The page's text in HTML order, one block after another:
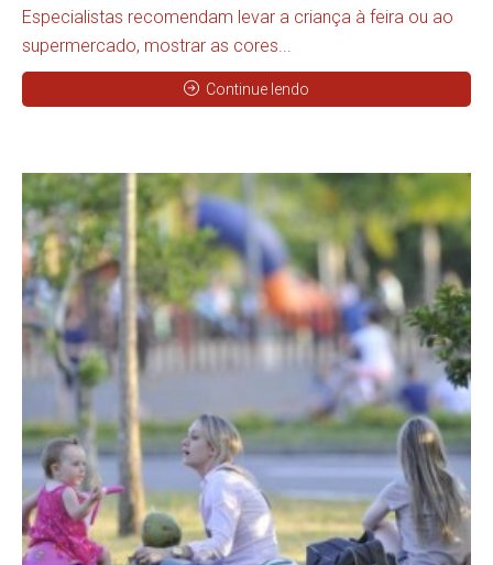
Especialistas recomendam levar a criança à feira ou ao
supermercado, mostrar as cores...
Continue lendo